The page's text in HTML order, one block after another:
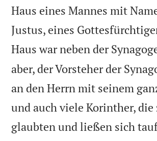
Haus eines Mannes mit
Justus, eines
Haus war neben der
aber, der Vorsteher der
an den Herrn mit seinem
und auch viele Korinther,
glaubten und ließen sich